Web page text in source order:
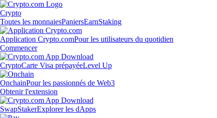
Crypto
Toutes les monnaiesPaniersEarnStaking
Application Crypto.comPour les utilisateurs du quotidien
Commencer
CryptoCarte Visa prépayéeLevel Up
OnchainPour les passionnés de Web3
Obtenir l'extension
SwapStakerExplorer les dApps